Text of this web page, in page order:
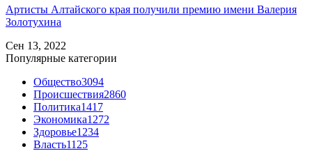
Артисты Алтайского края получили премию имени Валерия
Золотухина
Сен 13, 2022
Популярные категории
Общество3094
Происшествия2860
Политика1417
Экономика1272
Здоровье1234
Власть1125